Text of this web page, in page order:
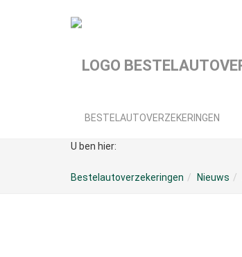
BESTELAUTOVERZEKERINGEN
U ben hier:
Bestelautoverzekeringen Nieuws